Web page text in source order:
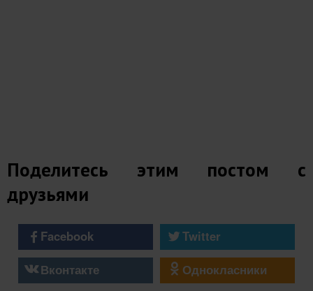
Поделитесь этим постом с
друзьями
Facebook
Twitter
Вконтакте
Однокласники